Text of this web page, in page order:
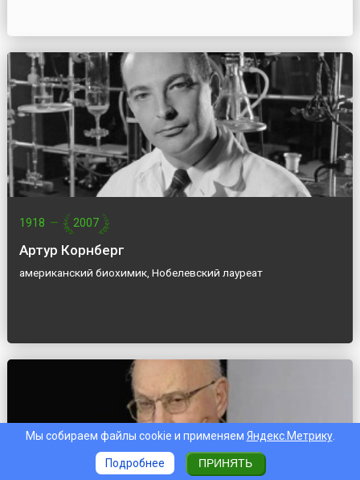
1918 — 2007
Артур Корнберг
американский биохимик, Нобелевский лауреат
Мы собираем файлы cookie и применяем Яндекс.Метрику.
Подробнее ПРИНЯТЬ